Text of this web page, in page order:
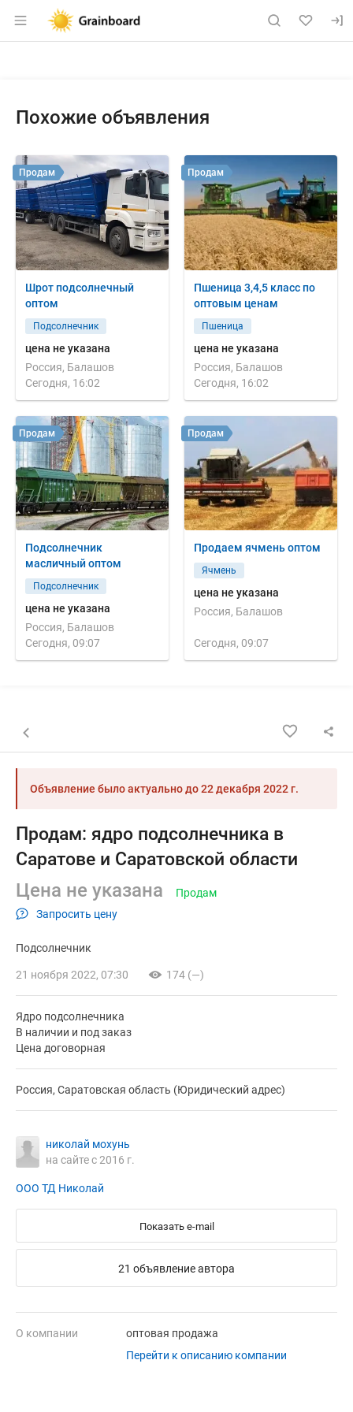
Раздел навигации по сайту
Похожие объявления
Шрот подсолнечный
оптом
Подсолнечник
цена не указана
Россия, Балашов
Сегодня, 16:02
Продам
Пшеница 3,4,5 класс по
оптовым ценам
Пшеница
цена не указана
Россия, Балашов
Сегодня, 16:02
Продам
Подсолнечник
масличный оптом
Подсолнечник
цена не указана
Россия, Балашов
Сегодня, 09:07
Продам
Продаем ячмень оптом
Ячмень
цена не указана
Россия, Балашов
Сегодня, 09:07
Продам
Назад к списку объявлений
Объявление было актуально до22 декабря 2022 г.
Продам: ядро подсолнечника в
Саратове и Саратовской области
Цена не указана
Запросить цену
Продам
Подсолнечник
21 ноября 2022, 07:30 174 (—)
Ядро подсолнечника
В наличии и под заказ
Цена договорная
Россия, Саратовская область (Юридический адрес)
николай мохунь
на сайте с 2016 г.
ООО ТД Николай
Показать e-mail
21 объявление автора
О компании
оптовая продажа
Перейти к описанию компании